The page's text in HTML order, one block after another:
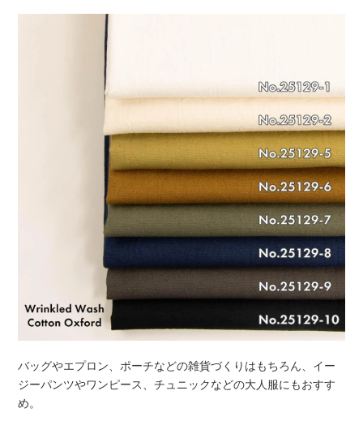
バッグやエプロン、ポーチなどの雑貨づくりはもちろん、イー
ジーパンツやワンピース、チュニックなどの大人服にもおすす
め。